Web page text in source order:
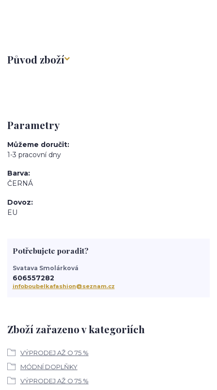
Původ zboží
Parametry
Můžeme doručit
1-3 pracovní dny
Barva
ČERNÁ
Dovoz
EU
Zboží zařazeno v kategoriích
VÝPRODEJ AŽ O 75 %
MÓDNÍ DOPLŇKY
VÝPRODEJ AŽ O 75 %
Potřebujete poradit?
Svatava Smolárková
606557282
infoboubelkafashion@seznam.cz